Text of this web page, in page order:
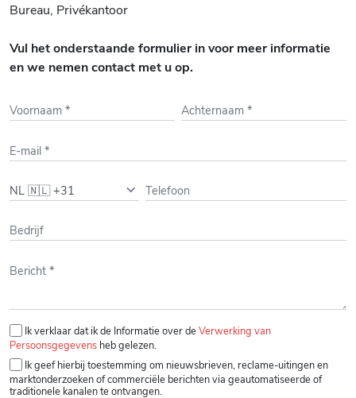
Bureau, Privékantoor
Vul het onderstaande formulier in voor meer informatie
en we nemen contact met u op.
Gelieve dit veld leeg te laten.
Ik verklaar dat ik de Informatie over deVerwerking van
Persoonsgegevens heb gelezen.
Ik geef hierbij toestemming om nieuwsbrieven, reclame-uitingen en
marktonderzoeken of commerciële berichten via geautomatiseerde of
traditionele kanalen te ontvangen.